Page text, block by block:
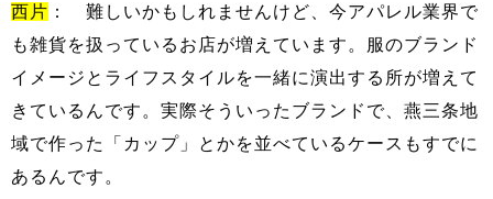
西片 ： 難しいかもしれませんけど、今アパレル業界で
も雑貨を扱っているお店が増えています。服のブランド
イメージとライフスタイルを一緒に演出する所が増えて
きているんです。実際そういったブランドで、燕三条地
域で作った「カップ」とかを並べているケースもすでに
あるんです。